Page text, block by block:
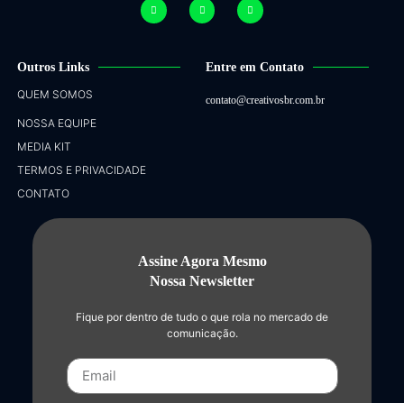
Outros Links
QUEM SOMOS
NOSSA EQUIPE
MEDIA KIT
TERMOS E PRIVACIDADE
CONTATO
Entre em Contato
contato@creativosbr.com.br
Assine Agora Mesmo
Nossa Newsletter
Fique por dentro de tudo o que rola no mercado de
comunicação.